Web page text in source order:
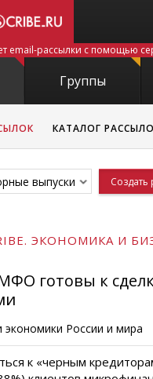
email-рассылки с помощью
Группы
КАТАЛОГ
выпуски Создать
ЭКОНОМИКА И
готовы к
экономики России и мира
к «черным